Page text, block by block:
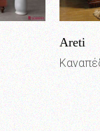
Areti